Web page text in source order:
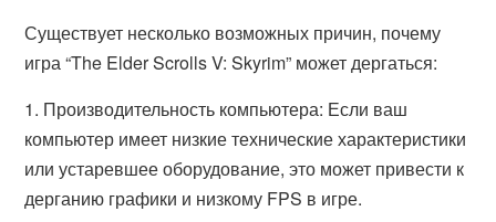
Существует несколько возможных причин, почему
игра “The Elder Scrolls V: Skyrim” может дергаться:
1. Производительность компьютера: Если ваш
компьютер имеет низкие технические характеристики
или устаревшее оборудование, это может привести к
дерганию графики и низкому FPS в игре.